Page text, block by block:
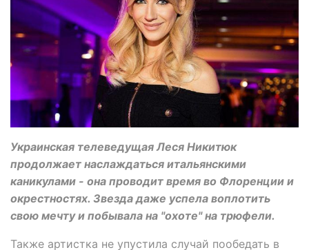
Украинская телеведущая Леся Никитюк
продолжает наслаждаться итальянскими
каникулами - она проводит время во Флоренции и
окрестностях. Звезда даже успела воплотить
свою мечту и побывала на "охоте" на трюфели.
Также артистка не упустила случай пообедать в